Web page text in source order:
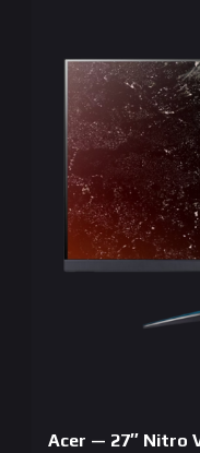
Acer — 27″ Nitro